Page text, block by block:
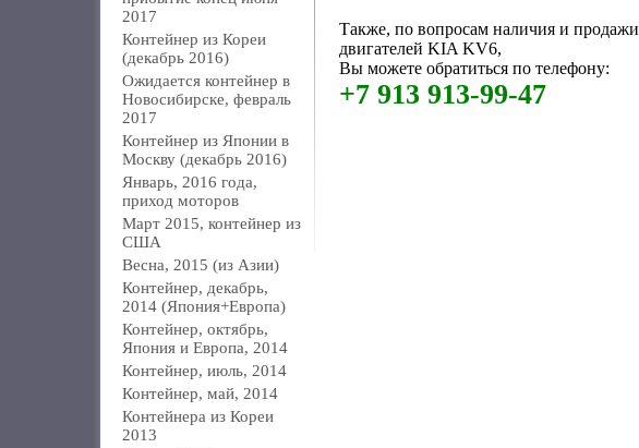
2017
Контейнер из Кореи
(декабрь 2016)
Ожидается контейнер в
Новосибирске, февраль
2017
Контейнер из Японии в
Москву (декабрь 2016)
Январь, 2016 года,
приход моторов
Март 2015, контейнер из
США
Весна, 2015 (из Азии)
Контейнер, декабрь,
2014 (Япония+Европа)
Контейнер, октябрь,
Япония и Европа, 2014
Контейнер, июль, 2014
Контейнер, май, 2014
Контейнера из Кореи
2013
Также, по вопросам наличия и продажи
двигателей KIA KV6,
Вы можете обратиться по телефону:
+7 913 913-99-47